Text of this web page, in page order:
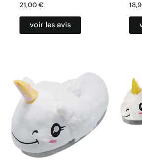
21,00€
voir les avis